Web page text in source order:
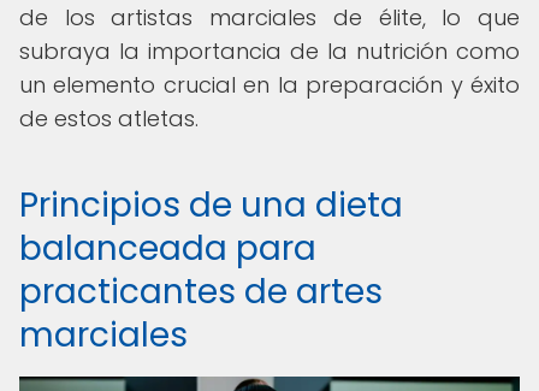
de los artistas marciales de élite, lo que
subraya la importancia de la nutrición como
un elemento crucial en la preparación y éxito
de estos atletas.
Principios de una dieta
balanceada para
practicantes de artes
marciales